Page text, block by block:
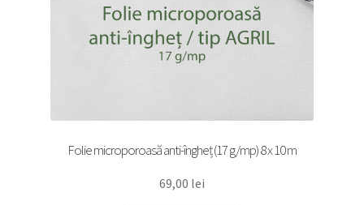
Folie microporoasă anti-îngheț (17 g/mp) 8 x 10 m
69,00 lei